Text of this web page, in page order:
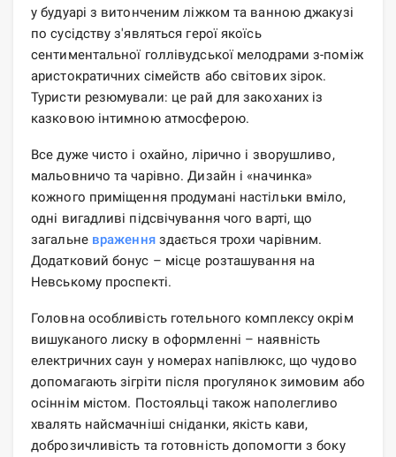
у будуарі з витонченим ліжком та ванною джакузі
по сусідству з'являться герої якоїсь
сентиментальної голлівудської мелодрами з-поміж
аристократичних сімейств або світових зірок.
Туристи резюмували: це рай для закоханих із
казковою інтимною атмосферою.
Все дуже чисто і охайно, лірично і зворушливо,
мальовничо та чарівно. Дизайн і «начинка»
кожного приміщення продумані настільки вміло,
одні вигадливі підсвічування чого варті, що
загальне враженняздається трохи чарівним.
Додатковий бонус – місце розташування на
Невському проспекті.
Головна особливість готельного комплексу окрім
вишуканого лиску в оформленні – наявність
електричних саун у номерах напівлюкс, що чудово
допомагають зігріти після прогулянок зимовим або
осіннім містом. Постояльці також наполегливо
хвалять найсмачніші сніданки, якість кави,
доброзичливість та готовність допомогти з боку